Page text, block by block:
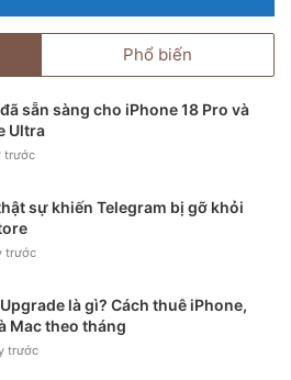
Phổ biến
sẵn sàng cho iPhone 18 Pro và
Ultra
trước
sự khiến Telegram bị gỡ khỏi
trước
là gì? Cách thuê iPhone,
Mac theo tháng
trước